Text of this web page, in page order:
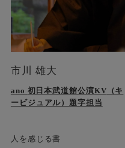
市川 雄大
ano 初日本武道館公演KV （キ
ービジュアル）題字担当
人を感じる書